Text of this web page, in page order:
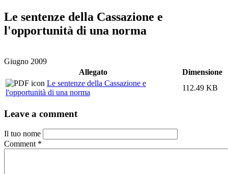
Le sentenze della Cassazione e
l'opportunità di una norma
Giugno 2009
Allegato
Dimensione
Le sentenze della Cassazione e
l'opportunità di una norma
112.49 KB
Leave a comment
Il tuo nome
Comment *